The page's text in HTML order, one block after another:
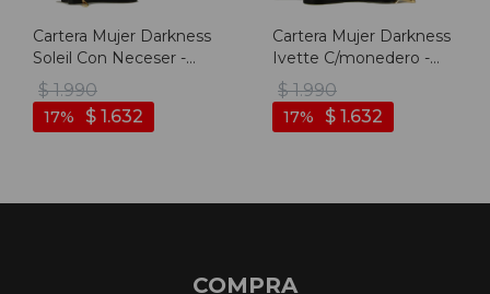
Cartera Mujer Darkness
Soleil Con Neceser -
Negro
$ 1.990
$ 1.632
17
Cartera Mujer Darkness
Ivette C/monedero -
Negro
$ 1.990
$ 1.632
17
COMPRA